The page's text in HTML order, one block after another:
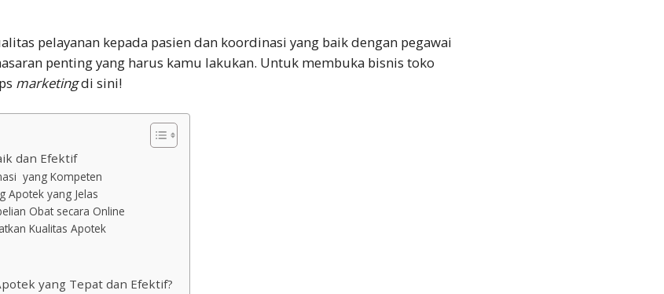
pelayanan kepada pasien dan koordinasi yang baik dengan pegawai
penting yang harus kamu lakukan. Untuk membuka bisnis toko
marketingdi sini!
dan Efektif
yang Kompeten
Apotek yang Jelas
Obat secara Online
Kualitas Apotek
yang Tepat dan Efektif?